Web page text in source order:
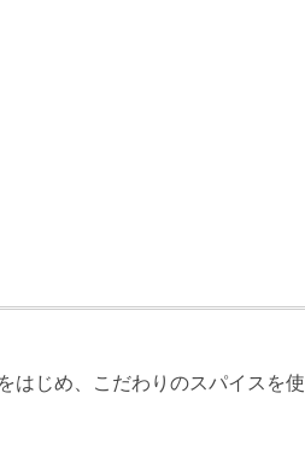
はじめ、こだわりのスパイスを使